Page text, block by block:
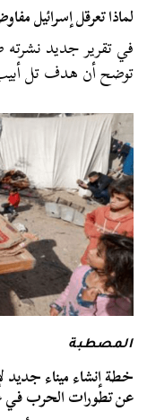
لماذا تعرقل إسرائيل
في تقرير جديد
توضح أن هدف تل
المصطبة
خطة إنشاء ميناء
عن تطورات الحرب في